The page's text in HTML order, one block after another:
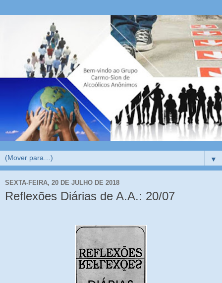
▼
SEXTA-FEIRA, 20 DE JULHO DE 2018
Reflexões Diárias de A.A.: 20/07